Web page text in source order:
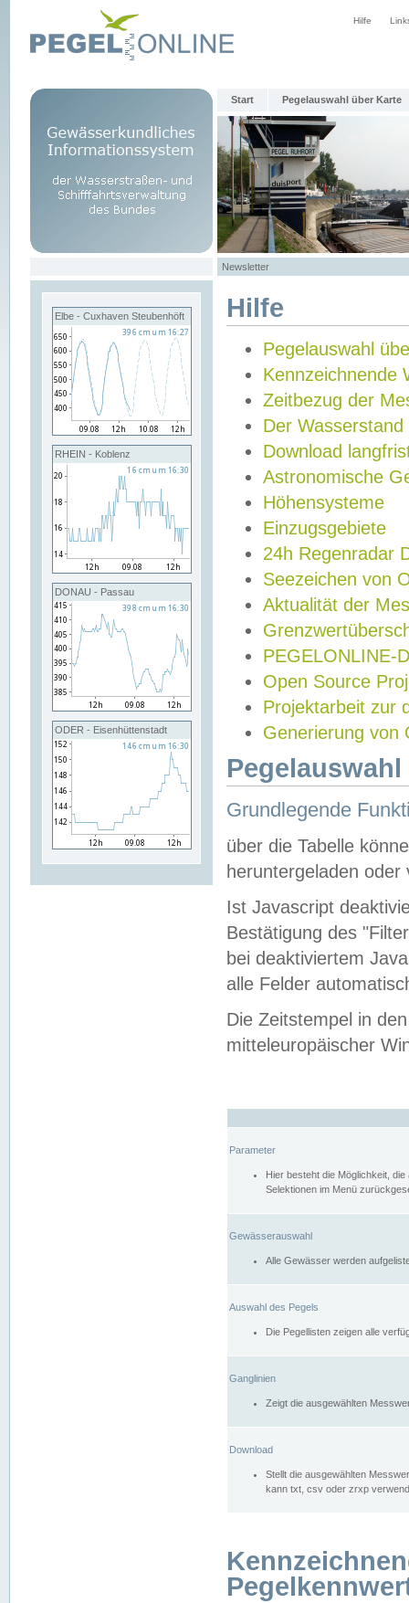
Hilfe
Start Pegelauswahl über Karte
Newsletter
Elbe - Cuxhaven Steubenhöft
RHEIN - Koblenz
DONAU - Passau
ODER - Eisenhüttenstadt
Hilfe
Pegelauswahl
Kennzeichnende
Zeitbezug der
Der Wasserstand
Download
Astronomische
Höhensysteme
Einzugsgebiete
24h Regenradar
Seezeichen von
Aktualität der
PEGELONLINE-
Open Source
Projektarbeit zur
Generierung von
Grundlegende
über die Tabelle
heruntergeladen oder
Ist Javascript
Bestätigung des
bei deaktiviertem
alle Felder
Die Zeitstempel in
mitteleuropäischer
Parameter
Hier besteht die Möglichkeit,
Selektionen im Menü
Gewässerauswahl
Alle Gewässer werden
Auswahl des Pegels
Die Pegellisten zeigen alle
Ganglinien
Zeigt die ausgewählten
Download
Stellt die ausgewählten
kann txt, csv oder zrxp